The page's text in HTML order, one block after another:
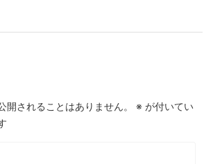
開されることはありません。 ※ が付いてい